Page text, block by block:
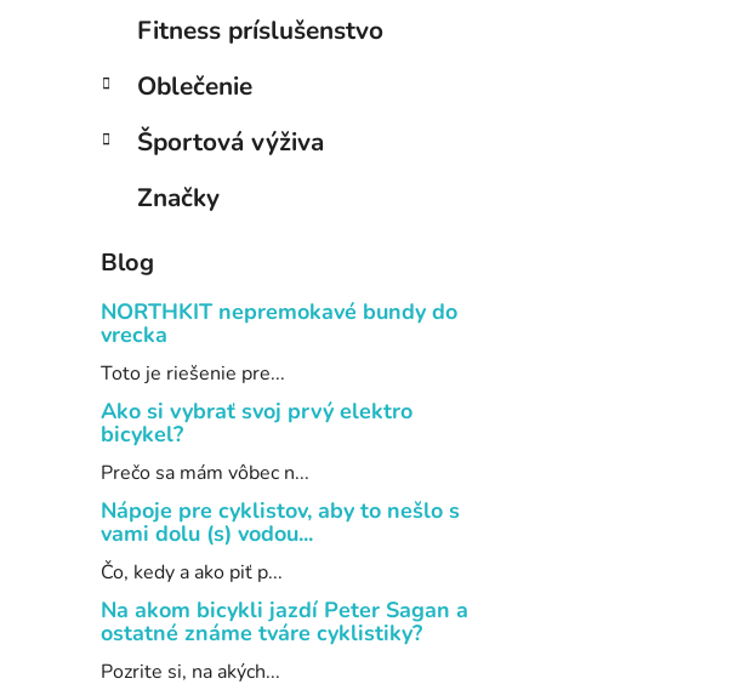
Fitness príslušenstvo
Oblečenie
Športová výživa
Značky
Blog
NORTHKIT nepremokavé bundy do
vrecka
Toto je riešenie pre...
Ako si vybrať svoj prvý elektro
bicykel?
Prečo sa mám vôbec n...
Nápoje pre cyklistov, aby to nešlo s
vami dolu (s) vodou...
Čo, kedy a ako piť p...
Na akom bicykli jazdí Peter Sagan a
ostatné známe tváre cyklistiky?
Pozrite si, na akých...